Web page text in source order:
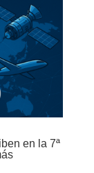
en la 7ª